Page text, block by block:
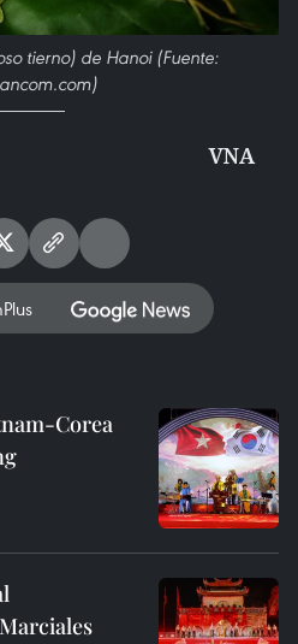
tierno) de Hanoi (Fuente:
VNA
Corea